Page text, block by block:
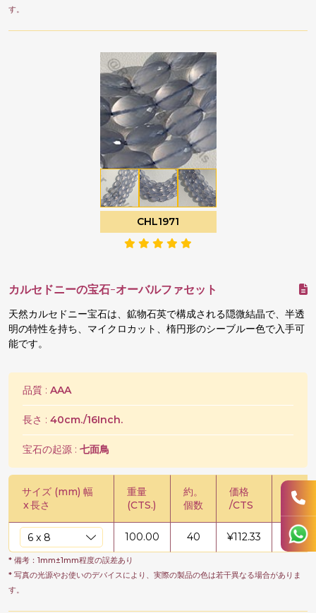
す。
CHL1971
カルセドニーの宝石-オーバルファセット
天然カルセドニー宝石は、鉱物石英で構成される隠微結晶で、半透
明の特性を持ち、マイクロカット、楕円形のシーブルー色で入手可
能です。
品質 : AAA
長さ : 40cm./16Inch.
宝石の起源 : 七面鳥
サイズ (mm) 幅
x長さ
重量
(CTS.)
約。
個数
価格
/CTS
価格 /
100.00 40 ¥112.33 ¥
* 備考：1mm±1mm程度の誤差あり
* 写真の光源やお使いのデバイスにより、実際の製品の色は若干異なる場合がありま
す。